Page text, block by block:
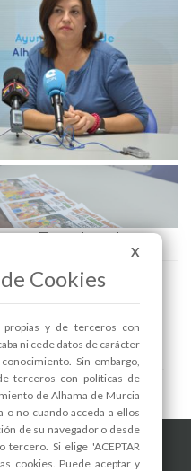
en Facebook
Redes
X
Cookies
y de terceros con
ni cede datos de carácter
Sin embargo,
terceros con políticas de
de Alhama de Murcia
o no cuando acceda a ellos
de su navegador o desde
Si elige 'ACEPTAR
cookies. Puede aceptar y